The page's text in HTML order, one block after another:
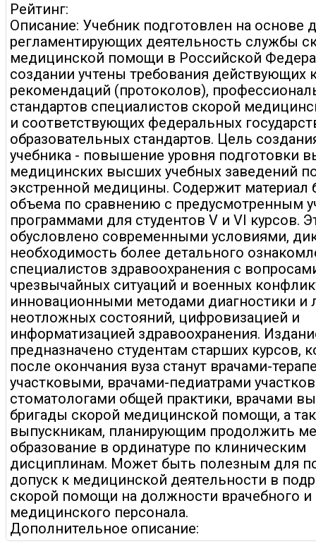
Рейтинг:
Описание: Учебник подготовлен на основе
регламентирующих деятельность службы
медицинской помощи в Российской
создании учтены требования действующих
рекомендаций (протоколов),
стандартов специалистов скорой
и соответствующих федеральных
образовательных стандартов. Цель
учебника - повышение уровня подготовки
медицинских высших учебных заведений
экстренной медицины. Содержит материал
объема по сравнению с предусмотренным
программами для студентов V и VI курсов.
обусловлено современными условиями,
необходимость более детального
специалистов здравоохранения с
чрезвычайных ситуаций и военных
инновационными методами диагностики и
неотложных состояний, цифровизацией и
информатизацией здравоохранения.
предназначено студентам старших курсов,
после окончания вуза станут врачами-
участковыми, врачами-педиатрами
стоматологами общей практики, врачами
бригады скорой медицинской помощи, а
выпускникам, планирующим продолжить
образование в ординатуре по клиническим
дисциплинам. Может быть полезным для
допуск к медицинской деятельности в
скорой помощи на должности врачебного и
медицинского персонала.
Дополнительное описание: